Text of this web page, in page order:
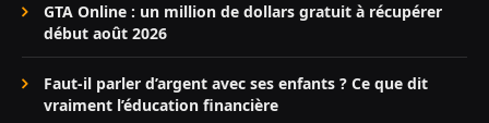
GTA Online : un million de dollars gratuit à récupérer
début août 2026
Faut-il parler d’argent avec ses enfants ? Ce que dit
vraiment l’éducation financière